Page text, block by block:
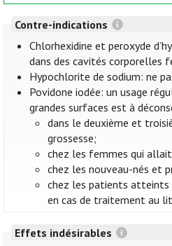
Contre-indications
Chlorhexidine et peroxyde
dans des cavités corporelles
Hypochlorite de sodium: ne
Povidone iodée: un usage
grandes surfaces est à
dans le deuxième et
grossesse;
chez les femmes qui
chez les nouveau-nés et
chez les patients
en cas de traitement au
Effets indésirables